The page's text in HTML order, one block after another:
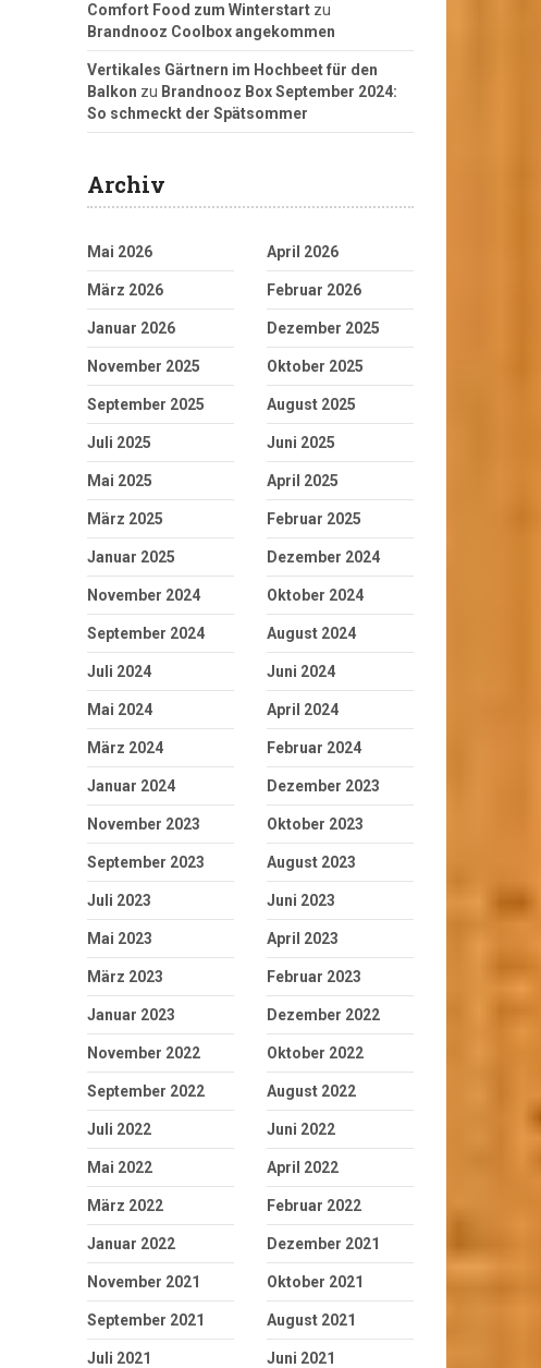
Comfort Food zum Winterstart zu
Brandnooz Coolbox angekommen
Vertikales Gärtnern im Hochbeet für den
Balkon zu Brandnooz Box September 2024:
So schmeckt der Spätsommer
Archiv
Mai 2026 April 2026
März 2026 Februar 2026
Januar 2026 Dezember 2025
November 2025 Oktober 2025
September 2025 August 2025
Juli 2025 Juni 2025
Mai 2025 April 2025
März 2025 Februar 2025
Januar 2025 Dezember 2024
November 2024 Oktober 2024
September 2024 August 2024
Juli 2024 Juni 2024
Mai 2024 April 2024
März 2024 Februar 2024
Januar 2024 Dezember 2023
November 2023 Oktober 2023
September 2023 August 2023
Juli 2023 Juni 2023
Mai 2023 April 2023
März 2023 Februar 2023
Januar 2023 Dezember 2022
November 2022 Oktober 2022
September 2022 August 2022
Juli 2022 Juni 2022
Mai 2022 April 2022
März 2022 Februar 2022
Januar 2022 Dezember 2021
November 2021 Oktober 2021
September 2021 August 2021
Juli 2021 Juni 2021